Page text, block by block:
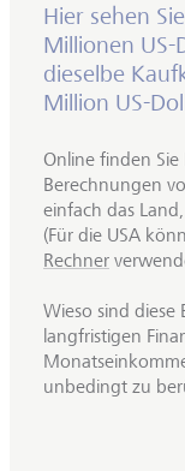
Hier sehen
Millionen
dieselbe
Million US-
Online finden
Berechnungen
einfach das
(Für die USA
Rechner
Wieso sind diese
langfristigen
unbedingt zu